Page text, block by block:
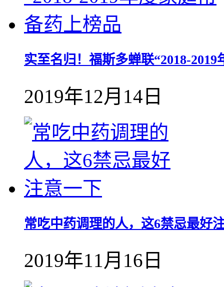
实至名归！福斯多蝉联“2018-
2019年12月14日
常吃中药调理的人，这6禁忌最好
2019年11月16日